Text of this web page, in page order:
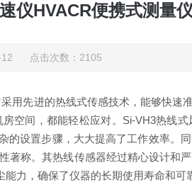
仪HVACR便携式测量仪
12 点击次数：2105
先进的热线式传感技术，能够快速
空间，都能轻松应对。Si-VH3热线
设置步骤，大大提高了工作效率。
称。其热线传感器经过精心设计和
力，确保了仪器的长期使用寿命和可